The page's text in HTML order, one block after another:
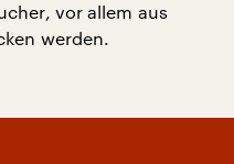
vor allem aus
werden.